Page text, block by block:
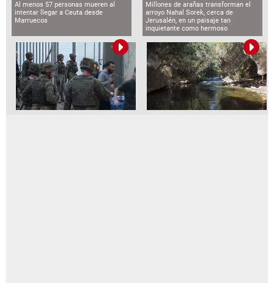
Al menos 57 personas mueren al
intentar llegar a Ceuta desde
Marruecos
Millones de arañas transforman el
arroyo Nahal Sorek, cerca de
Jerusalén, en un paisaje tan
inquietante como hermoso